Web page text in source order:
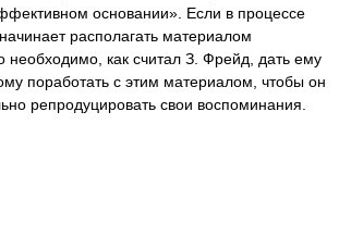
основании». Если в процессе
располагать материалом
необходимо, как считал З. Фрейд, дать ему
поработать с этим материалом, чтобы он
репродуцировать свои воспоминания.